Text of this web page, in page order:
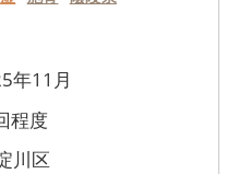
年11月
程度
川区